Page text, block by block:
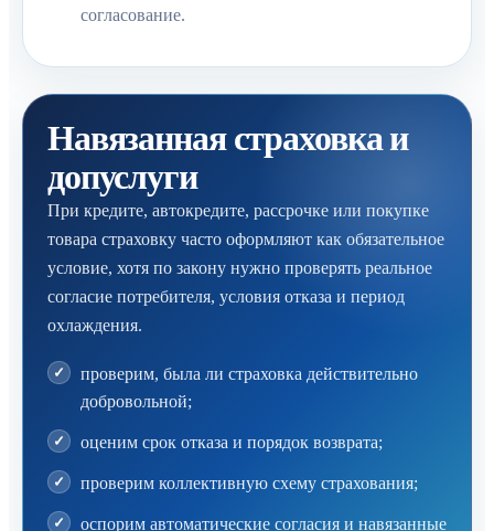
согласование.
Навязанная страховка и
допуслуги
При кредите, автокредите, рассрочке или покупке
товара страховку часто оформляют как обязательное
условие, хотя по закону нужно проверять реальное
согласие потребителя, условия отказа и период
охлаждения.
проверим, была ли страховка действительно
добровольной;
оценим срок отказа и порядок возврата;
проверим коллективную схему страхования;
оспорим автоматические согласия и навязанные